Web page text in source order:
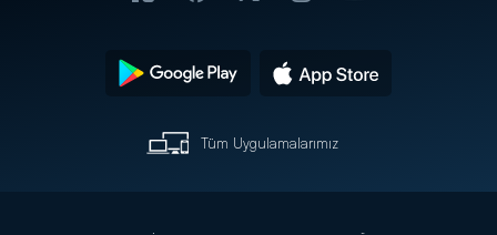
Tüm Uygulamalarımız